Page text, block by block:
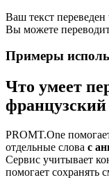
Ваш текст переведен
Вы можете
Примеры
Что умеет
французский
PROMT.One
отдельные слова с
Сервис учитывает
помогает сохранять